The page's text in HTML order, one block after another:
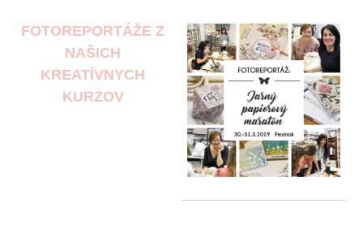
FOTOREPORTÁŽE Z
NAŠICH
KREATÍVNYCH
KURZOV